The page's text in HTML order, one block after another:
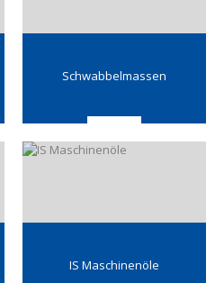
Schwabbelmassen
IS Maschinenöle